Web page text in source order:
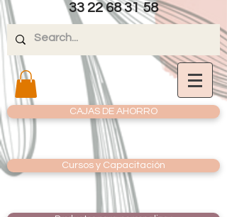
33 22 68 31 58
CAJAS DE AHORRO
Cursos y Capacitación